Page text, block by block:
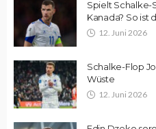
Spielt Schalke-
Kanada? So ist
12. Juni 2026
Schalke-Flop
Wüste
12. Juni 2026